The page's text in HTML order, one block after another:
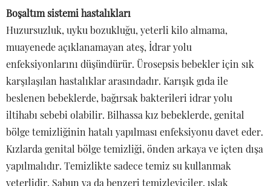
Boşaltım sistemi hastalıkları
Huzursuzluk, uyku bozukluğu, yeterli kilo almama,
muayenede açıklanamayan ateş, İdrar yolu
enfeksiyonlarını düşündürür. Ürosepsis bebekler için sık
karşılaşılan hastalıklar arasındadır. Karışık gıda ile
beslenen bebeklerde, bağırsak bakterileri idrar yolu
iltihabı sebebi olabilir. Bilhassa kız bebeklerde, genital
bölge temizliğinin hatalı yapılması enfeksiyonu davet eder.
Kızlarda genital bölge temizliği, önden arkaya ve içten dışa
yapılmalıdır. Temizlikte sadece temiz su kullanmak
yeterlidir. Sabun ya da benzeri temizleyiciler, ıslak